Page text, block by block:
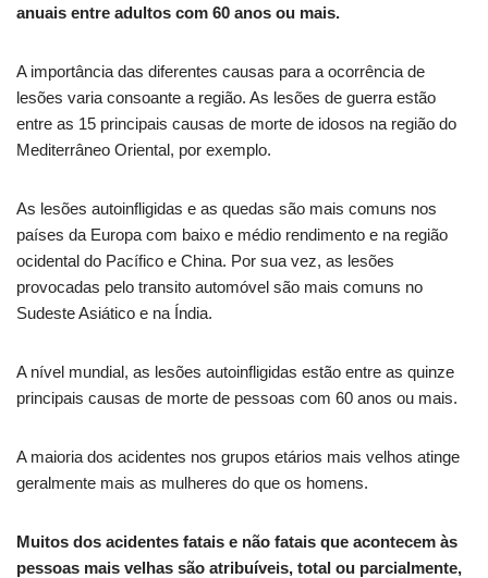
anuais entre adultos com 60 anos ou mais.
A importância das diferentes causas para a ocorrência de
lesões varia consoante a região. As lesões de guerra estão
entre as 15 principais causas de morte de idosos na região do
Mediterrâneo Oriental, por exemplo.
As lesões autoinfligidas e as quedas são mais comuns nos
países da Europa com baixo e médio rendimento e na região
ocidental do Pacífico e China. Por sua vez, as lesões
provocadas pelo transito automóvel são mais comuns no
Sudeste Asiático e na Índia.
A nível mundial, as lesões autoinfligidas estão entre as quinze
principais causas de morte de pessoas com 60 anos ou mais.
A maioria dos acidentes nos grupos etários mais velhos atinge
geralmente mais as mulheres do que os homens.
Muitos dos acidentes fatais e não fatais que acontecem às
pessoas mais velhas são atribuíveis, total ou parcialmente,